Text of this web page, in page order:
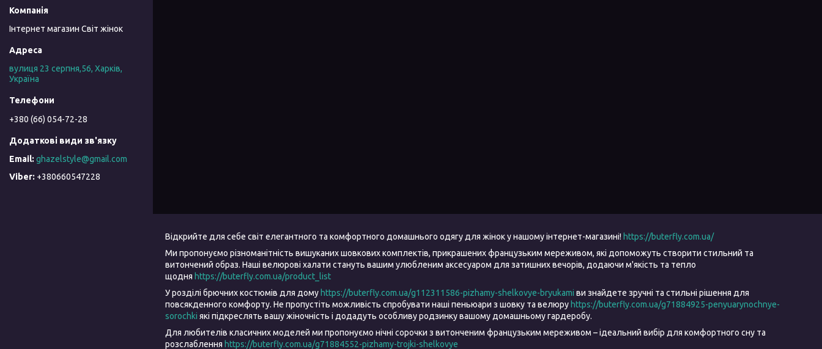
Інтернет магазин Світ жінок
вулиця 23 серпня,56, Харків,
Україна
+380 (66) 054-72-28
ghazelstyle@gmail.com
+380660547228
Відкрийте для себе світ елегантного та комфортного домашнього одягу для жінок у нашому інтернет-магазині! https://buterfly.com.ua/
Ми пропонуємо різноманітність вишуканих шовкових комплектів, прикрашених французьким мереживом, які допоможуть створити стильний та
витончений образ. Наші велюрові халати стануть вашим улюбленим аксесуаром для затишних вечорів, додаючи м'якість та тепло
щодня https://buterfly.com.ua/product_list
У розділі брючних костюмів для дому https://buterfly.com.ua/g112311586-pizhamy-shelkovye-bryukami ви знайдете зручні та стильні рішення для
повсякденного комфорту. Не пропустіть можливість спробувати наші пеньюари з шовку та велюру https://buterfly.com.ua/g71884925-penyuarynochnye-
sorochki які підкреслять вашу жіночність і додадуть особливу родзинку вашому домашньому гардеробу.
Для любителів класичних моделей ми пропонуємо нічні сорочки з витонченим французьким мереживом – ідеальний вибір для комфортного сну та
розслаблення https://buterfly.com.ua/g71884552-pizhamy-trojki-shelkovye